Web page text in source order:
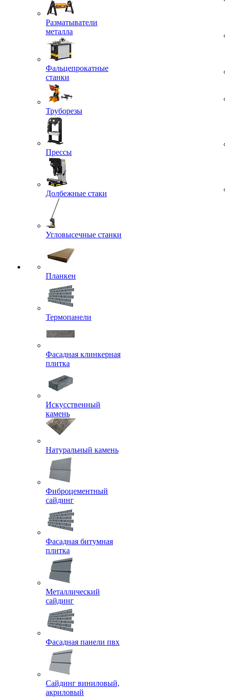
Разматыватели
металла
Фальцепрокатные
станки
Труборезы
Прессы
Долбежные стаки
Угловысечные станки
Планкен
Термопанели
Фасадная клинкерная
плитка
Искусственный
камень
Натуральный камень
Фиброцементный
сайдинг
Фасадная битумная
плитка
Металлический
сайдинг
Фасадная панели пвх
Сайдинг виниловый,
акриловый